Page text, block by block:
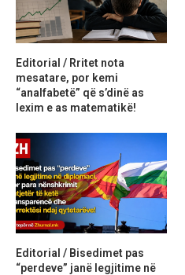
Editorial / Rritet nota
mesatare, por kemi
“analfabetë” që s’dinë as
lexim e as matematikë!
Editorial / Bisedimet pas
“perdeve” janë legjitime në